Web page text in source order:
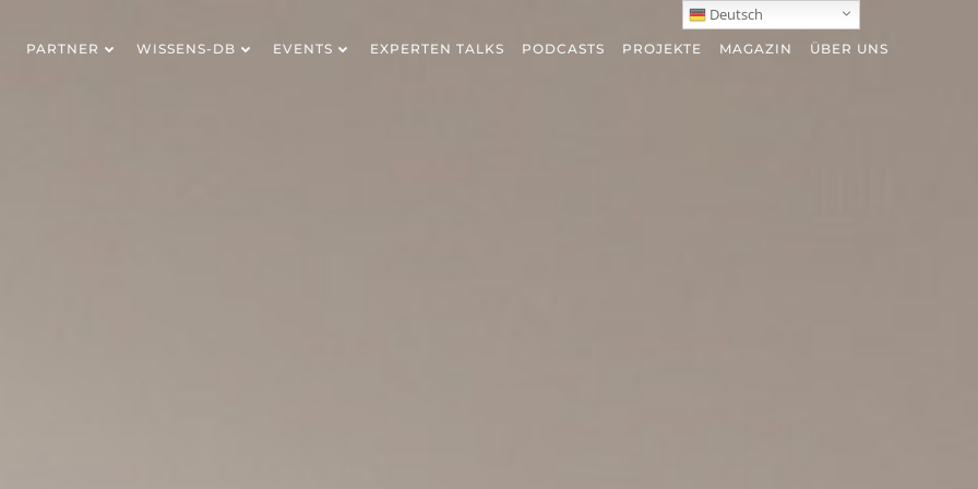
PARTNER WISSENS-DB EVENTS EXPERTEN TALKS PODCASTS PROJEKTE MAGAZIN ÜBER UNS
Deutsch